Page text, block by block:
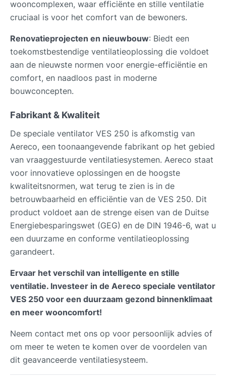
wooncomplexen, waar efficiënte en stille ventilatie
cruciaal is voor het comfort van de bewoners.
Renovatieprojecten en nieuwbouw: Biedt een
toekomstbestendige ventilatieoplossing die voldoet
aan de nieuwste normen voor energie-efficiëntie en
comfort, en naadloos past in moderne
bouwconcepten.
Fabrikant & Kwaliteit
De speciale ventilator VES 250 is afkomstig van
Aereco, een toonaangevende fabrikant op het gebied
van vraaggestuurde ventilatiesystemen. Aereco staat
voor innovatieve oplossingen en de hoogste
kwaliteitsnormen, wat terug te zien is in de
betrouwbaarheid en efficiëntie van de VES 250. Dit
product voldoet aan de strenge eisen van de Duitse
Energiebesparingswet (GEG) en de DIN 1946-6, wat u
een duurzame en conforme ventilatieoplossing
garandeert.
Ervaar het verschil van intelligente en stille
ventilatie. Investeer in de Aereco speciale ventilator
VES 250 voor een duurzaam gezond binnenklimaat
en meer wooncomfort!
Neem contact met ons op voor persoonlijk advies of
om meer te weten te komen over de voordelen van
dit geavanceerde ventilatiesysteem.